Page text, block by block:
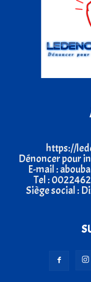
https://
Dénoncer pour
E-mail :
Tel :
Siège social :